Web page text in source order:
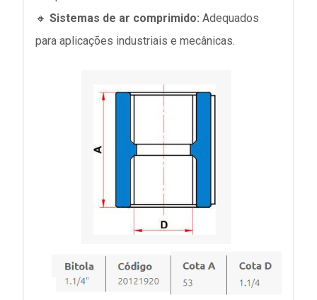
🔸 Sistemas de ar comprimido: Adequados
para aplicações industriais e mecânicas.